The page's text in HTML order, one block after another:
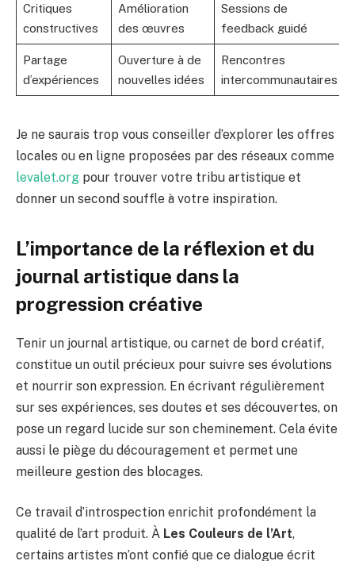
Critiques
constructives
Amélioration
des œuvres
Sessions de
feedback guidé
Partage
d’expériences
Ouverture à de
nouvelles idées
Rencontres
intercommunautaires
Je ne saurais trop vous conseiller d’explorer les offres
locales ou en ligne proposées par des réseaux comme
levalet.org pour trouver votre tribu artistique et
donner un second souffle à votre inspiration.
L’importance de la réflexion et du
journal artistique dans la
progression créative
Tenir un journal artistique, ou carnet de bord créatif,
constitue un outil précieux pour suivre ses évolutions
et nourrir son expression. En écrivant régulièrement
sur ses expériences, ses doutes et ses découvertes, on
pose un regard lucide sur son cheminement. Cela évite
aussi le piège du découragement et permet une
meilleure gestion des blocages.
Ce travail d’introspection enrichit profondément la
qualité de l’art produit. À Les Couleurs de l’Art,
certains artistes m’ont confié que ce dialogue écrit